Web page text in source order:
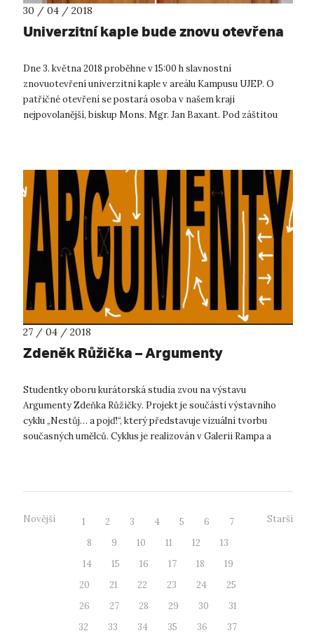
30 / 04 / 2018
Univerzitní kaple bude znovu otevřena
Dne 3. května 2018 proběhne v 15:00 h slavnostní
znovuotevření univerzitní kaple v areálu Kampusu UJEP. O
patřičné otevření se postará osoba v našem kraji
nejpovolanější, biskup Mons. Mgr. Jan Baxant. Pod záštitou
27 / 04 / 2018
Zdeněk Růžička – Argumenty
Studentky oboru kurátorská studia zvou na výstavu
Argumenty Zdeňka Růžičky. Projekt je součástí výstavního
cyklu „Nestůj… a pojď!“, který představuje vizuální tvorbu
současných umělců. Cyklus je realizován v Galerii Rampa a
Novější 1 2 3 4 5 6
7
8
9 10 11 12
13
14
15 16 17 18
19
20
21 22 23 24
25
26
27 28 29 30
31
32
33 34 35 36 37
Starší